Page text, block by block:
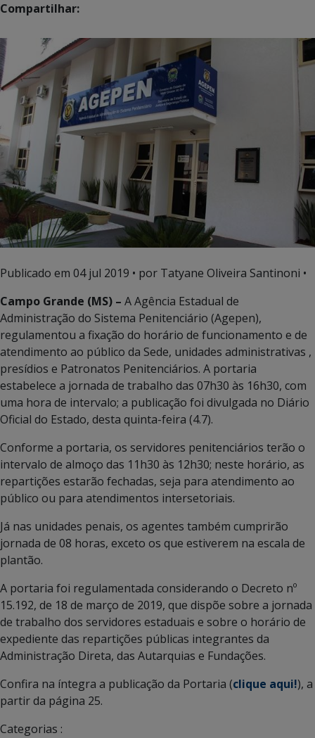
Compartilhar:
Publicado em 04 jul 2019 • por Tatyane Oliveira Santinoni •
Campo Grande (MS) – A Agência Estadual de
Administração do Sistema Penitenciário (Agepen),
regulamentou a fixação do horário de funcionamento e de
atendimento ao público da Sede, unidades administrativas ,
presídios e Patronatos Penitenciários. A portaria
estabelece a jornada de trabalho das 07h30 às 16h30, com
uma hora de intervalo; a publicação foi divulgada no Diário
Oficial do Estado, desta quinta-feira (4.7).
Conforme a portaria, os servidores penitenciários terão o
intervalo de almoço das 11h30 às 12h30; neste horário, as
repartições estarão fechadas, seja para atendimento ao
público ou para atendimentos intersetoriais.
Já nas unidades penais, os agentes também cumprirão
jornada de 08 horas, exceto os que estiverem na escala de
plantão.
A portaria foi regulamentada considerando o Decreto nº
15.192, de 18 de março de 2019, que dispõe sobre a jornada
de trabalho dos servidores estaduais e sobre o horário de
expediente das repartições públicas integrantes da
Administração Direta, das Autarquias e Fundações.
Confira na íntegra a publicação da Portaria (clique aqui!), a
partir da página 25.
Categorias :